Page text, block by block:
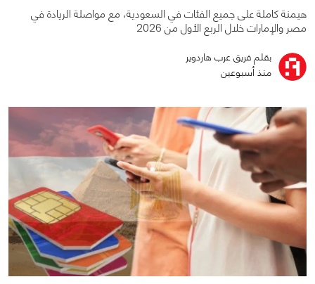
هيمنة كاملة على جميع الفئات في السعودية، مع مواصلة الريادة في
مصر والإمارات خلال الربع الأول من 2026
بقلم فريق عرب هاردوير
منذ أسبوعين